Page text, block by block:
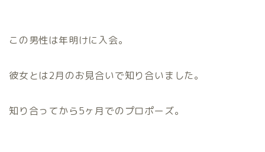
この男性は年明けに入会。
彼女とは2月のお見合いで知り合いました。
知り合ってから5ヶ月でのプロポーズ。